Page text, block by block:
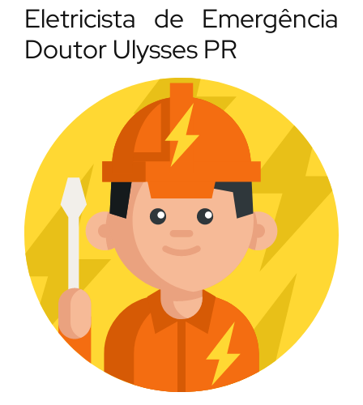
Eletricista de Emergência
Doutor Ulysses PR